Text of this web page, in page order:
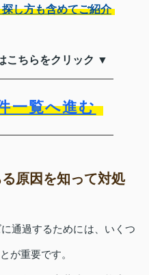
し方も含めてご紹介
こちらをクリック ▼
一覧へ進む
原因を知って対処
通過するためには、いくつ
が重要です。